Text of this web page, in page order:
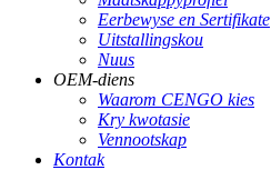
Eerbewyse en Sertifikate
Uitstallingskou
Nuus
OEM-diens
Waarom CENGO kies
Kry kwotasie
Vennootskap
Kontak